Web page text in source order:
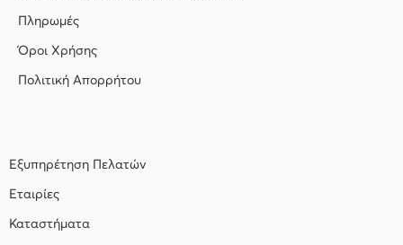
Πληρωμές
Όροι Χρήσης
Πολιτική Απορρήτου
Εξυπηρέτηση Πελατών
Εταιρίες
Καταστήματα